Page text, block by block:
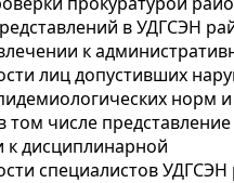
в УДГСЭН
к
лиц допустивших
норм и
том числе представление
к дисциплинарной
специалистов УДГСЭН